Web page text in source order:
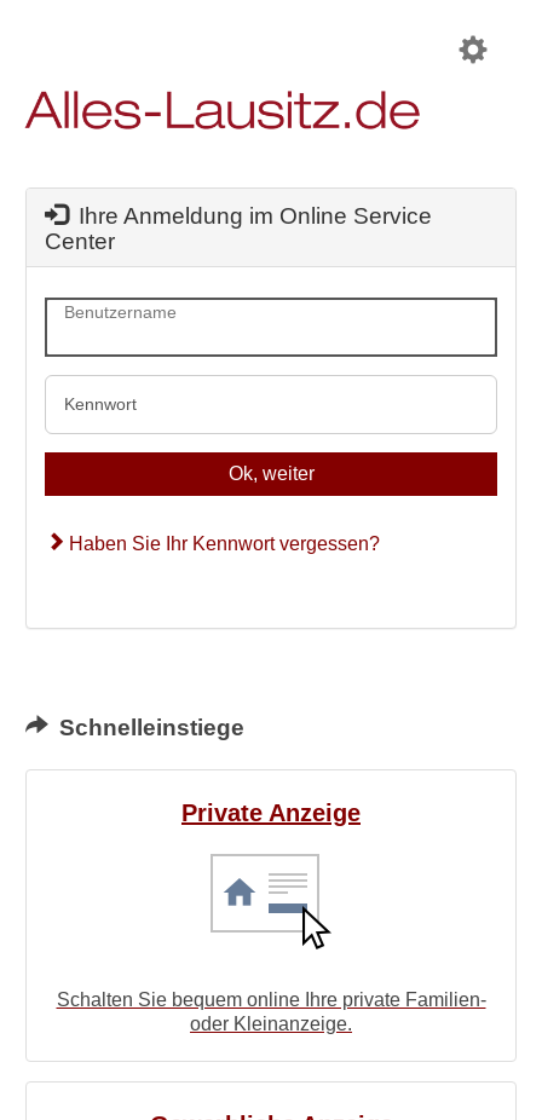
LoginIhre Anmeldung im Online Service
Center
Benutzername
Kennwort
Ok, weiter
Haben Sie Ihr Kennwort vergessen?
Schnelleinstiege
Private Anzeige
Schalten Sie bequem online Ihre private Familien-
oder Kleinanzeige.